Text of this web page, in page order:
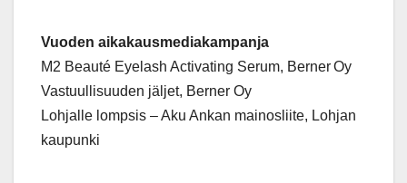
Vuoden aikakausmediakampanja
M2 Beauté Eyelash Activating Serum, Berner Oy
Vastuullisuuden jäljet, Berner Oy
Lohjalle lompsis – Aku Ankan mainosliite, Lohjan
kaupunki